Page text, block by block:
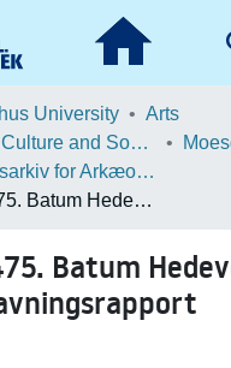
& Collections
University
Arts
School of Culture and Society
Beretningsarkiv for Arkæologiske Undersøgelser
VSM 09475. Batum Hedevej 2. Prøvegravningsrapport
Batum